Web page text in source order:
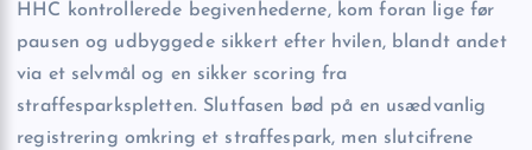
HHC kontrollerede begivenhederne, kom foran lige før
pausen og udbyggede sikkert efter hvilen, blandt andet
via et selvmål og en sikker scoring fra
straffesparkspletten. Slutfasen bød på en usædvanlig
registrering omkring et straffespark, men slutcifrene